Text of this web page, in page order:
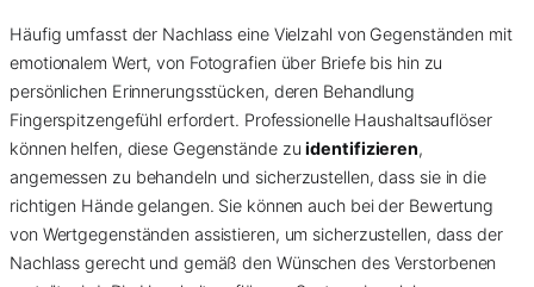
Häufig umfasst der Nachlass eine Vielzahl von Gegenständen mit
emotionalem Wert, von Fotografien über Briefe bis hin zu
persönlichen Erinnerungsstücken, deren Behandlung
Fingerspitzengefühl erfordert. Professionelle Haushaltsauflöser
können helfen, diese Gegenstände zuidentifizieren,
angemessen zu behandeln und sicherzustellen, dass sie in die
richtigen Hände gelangen. Sie können auch bei der Bewertung
von Wertgegenständen assistieren, um sicherzustellen, dass der
Nachlass gerecht und gemäß den Wünschen des Verstorbenen